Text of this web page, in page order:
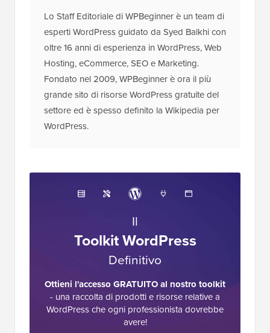
Lo Staff Editoriale di WPBeginner è un team di
esperti WordPress guidato da Syed Balkhi con
oltre 16 anni di esperienza in WordPress, Web
Hosting, eCommerce, SEO e Marketing.
Fondato nel 2009, WPBeginner è ora il più
grande sito di risorse WordPress gratuite del
settore ed è spesso definito la Wikipedia per
WordPress.
Il
Toolkit WordPress
Definitivo
Ottieni l'accesso GRATUITO al nostro toolkit
- una raccolta di prodotti e risorse relative a
WordPress che ogni professionista dovrebbe
avere!